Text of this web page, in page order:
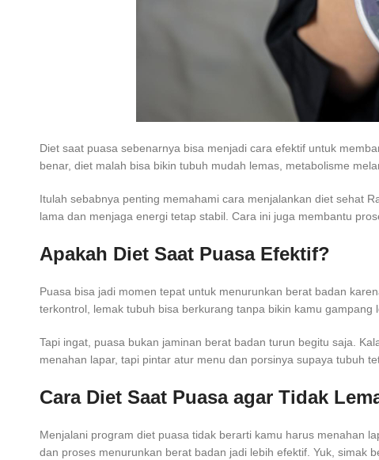
Diet saat puasa sebenarnya bisa menjadi cara efektif untuk
benar, diet malah bisa bikin tubuh mudah lemas, metabolisme
Itulah sebabnya penting memahami cara menjalankan diet sehat
lama dan menjaga energi tetap stabil. Cara ini juga membantu
Apakah Diet Saat Puasa Efektif?
Puasa bisa jadi momen tepat untuk menurunkan berat badan
terkontrol, lemak tubuh bisa berkurang tanpa bikin kamu
Tapi ingat, puasa bukan jaminan berat badan turun begitu saja.
menahan lapar, tapi pintar atur menu dan porsinya supaya tubuh
Cara Diet Saat Puasa agar Tidak
Menjalani program diet puasa tidak berarti kamu harus menahan
dan proses menurunkan berat badan jadi lebih efektif. Yuk, simak